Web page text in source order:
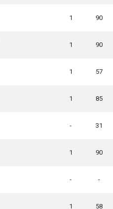
1 90
1 90
1 57
1 85
- 31
1 90
- -
1 58